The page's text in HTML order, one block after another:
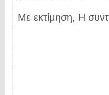
Με εκτίμηση, Η